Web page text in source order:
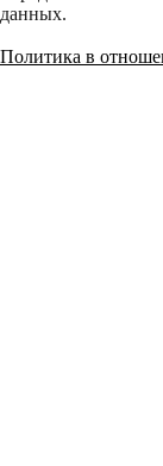
данных.
Политика в